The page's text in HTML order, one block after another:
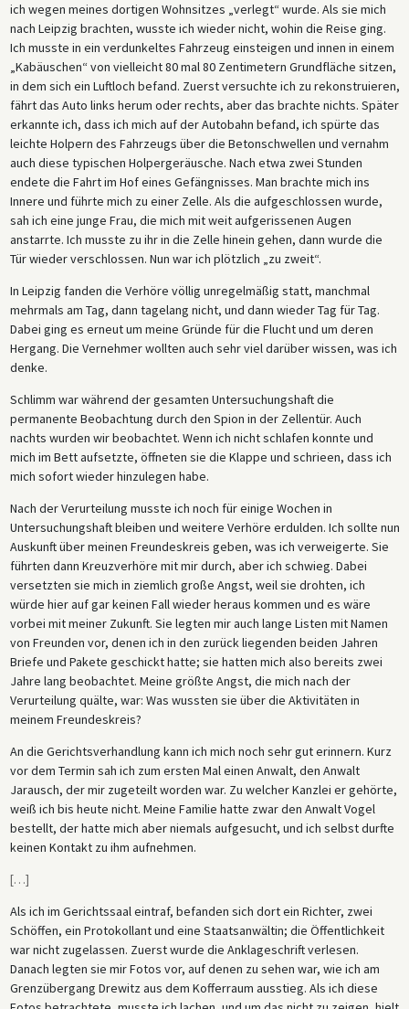
ich wegen meines dortigen Wohnsitzes „verlegt“ wurde. Als sie mich
nach Leipzig brachten, wusste ich wieder nicht, wohin die Reise ging.
Ich musste in ein verdunkeltes Fahrzeug einsteigen und innen in einem
„Kabäuschen“ von vielleicht 80 mal 80 Zentimetern Grundfläche sitzen,
in dem sich ein Luftloch befand. Zuerst versuchte ich zu rekonstruieren,
fährt das Auto links herum oder rechts, aber das brachte nichts. Später
erkannte ich, dass ich mich auf der Autobahn befand, ich spürte das
leichte Holpern des Fahrzeugs über die Betonschwellen und vernahm
auch diese typischen Holpergeräusche. Nach etwa zwei Stunden
endete die Fahrt im Hof eines Gefängnisses. Man brachte mich ins
Innere und führte mich zu einer Zelle. Als die aufgeschlossen wurde,
sah ich eine junge Frau, die mich mit weit aufgerissenen Augen
anstarrte. Ich musste zu ihr in die Zelle hinein gehen, dann wurde die
Tür wieder verschlossen. Nun war ich plötzlich „zu zweit“.
In Leipzig fanden die Verhöre völlig unregelmäßig statt, manchmal
mehrmals am Tag, dann tagelang nicht, und dann wieder Tag für Tag.
Dabei ging es erneut um meine Gründe für die Flucht und um deren
Hergang. Die Vernehmer wollten auch sehr viel darüber wissen, was ich
denke.
Schlimm war während der gesamten Untersuchungshaft die
permanente Beobachtung durch den Spion in der Zellentür. Auch
nachts wurden wir beobachtet. Wenn ich nicht schlafen konnte und
mich im Bett aufsetzte, öffneten sie die Klappe und schrieen, dass ich
mich sofort wieder hinzulegen habe.
Nach der Verurteilung musste ich noch für einige Wochen in
Untersuchungshaft bleiben und weitere Verhöre erdulden. Ich sollte nun
Auskunft über meinen Freundeskreis geben, was ich verweigerte. Sie
führten dann Kreuzverhöre mit mir durch, aber ich schwieg. Dabei
versetzten sie mich in ziemlich große Angst, weil sie drohten, ich
würde hier auf gar keinen Fall wieder heraus kommen und es wäre
vorbei mit meiner Zukunft. Sie legten mir auch lange Listen mit Namen
von Freunden vor, denen ich in den zurück liegenden beiden Jahren
Briefe und Pakete geschickt hatte; sie hatten mich also bereits zwei
Jahre lang beobachtet. Meine größte Angst, die mich nach der
Verurteilung quälte, war: Was wussten sie über die Aktivitäten in
meinem Freundeskreis?
An die Gerichtsverhandlung kann ich mich noch sehr gut erinnern. Kurz
vor dem Termin sah ich zum ersten Mal einen Anwalt, den Anwalt
Jarausch, der mir zugeteilt worden war. Zu welcher Kanzlei er gehörte,
weiß ich bis heute nicht. Meine Familie hatte zwar den Anwalt Vogel
bestellt, der hatte mich aber niemals aufgesucht, und ich selbst durfte
keinen Kontakt zu ihm aufnehmen.
[…]
Als ich im Gerichtssaal eintraf, befanden sich dort ein Richter, zwei
Schöffen, ein Protokollant und eine Staatsanwältin; die Öffentlichkeit
war nicht zugelassen. Zuerst wurde die Anklageschrift verlesen.
Danach legten sie mir Fotos vor, auf denen zu sehen war, wie ich am
Grenzübergang Drewitz aus dem Kofferraum ausstieg. Als ich diese